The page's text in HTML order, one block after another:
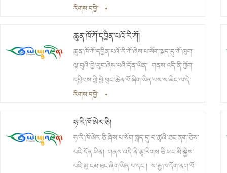
སྤྱི་ལེ20ཡས་མས་ཀྱི་མཚམས་སུ་ཡོད།
རིགས་དབྱེ། •
ཆུན་ཁོ་ཀོ་དབྱིན་པའོ་རི་ཀོ།
ཆུན་ཁོ་ཀོ་དབྱིན་པའོ་རི་ཀོ་ཞེས་པ་སོག་སྐད་དུ་ཀོ་ཁུག་
ལྟ་བུའི་བྱེ་ཕུང་ཞེས་པའི་དོན་ཡིན། གནས་འདི་ནི་ཀྱོག་
དབྱིབས་ཀྱི་བྱེ་ཕུང་ཆེན་པོ་ཞིག་ཡིན་པས་ས་མིང་ལ་དེ་
ལྟར་ཐོགས། འཛོམས་རྒྱལ་གྲོང་རྡལ་ནུབ་ཕྱོགས་ཀྱི་སྤྱི་
རིགས་དབྱེ། •
ཧ་རི་ཁོ་ཨེར་ཅི།
ཧ་རི་ཁོ་ཨེར་ཅི་ཞེས་པ་སོག་སྐད་དུ་བ་ཚྭའི་ཐང་ནག་ཅེས་
པའི་དོན་ཡིན། གནས་འདི་ནི་རྩྭ་རིགས་ཅི་ཡང་མི་སྐྱེས་
པའི་མྱ་ངམ་ཐང་ཞིག་ཡིན་པ་དང་། ས་རྒྱུ་ཁ་དོག་ནག་པོ་